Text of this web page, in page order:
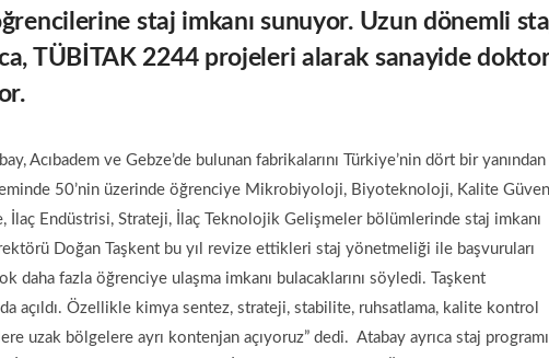
staj imkanı sunuyor. Uzun dönemli
TÜBİTAK 2244 projeleri alarak sanayide
Acıbadem ve Gebze’de bulunan fabrikalarını Türkiye’nin dört bir yanından
50’nin üzerinde öğrenciye Mikrobiyoloji, Biyoteknoloji, Kalite
İlaç Endüstrisi, Strateji, İlaç Teknolojik Gelişmeler bölümlerinde staj imkanı
Doğan Taşkent bu yıl revize ettikleri staj yönetmeliği ile başvuruları
daha fazla öğrenciye ulaşma imkanı bulacaklarını söyledi. Taşkent
açıldı. Özellikle kimya sentez, strateji, stabilite, ruhsatlama, kalite kontrol
uzak bölgelere ayrı kontenjan açıyoruz” dedi. Atabay ayrıca staj